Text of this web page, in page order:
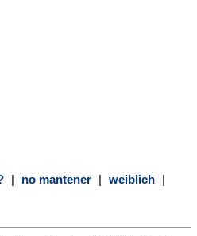
| no mantener | weiblich |